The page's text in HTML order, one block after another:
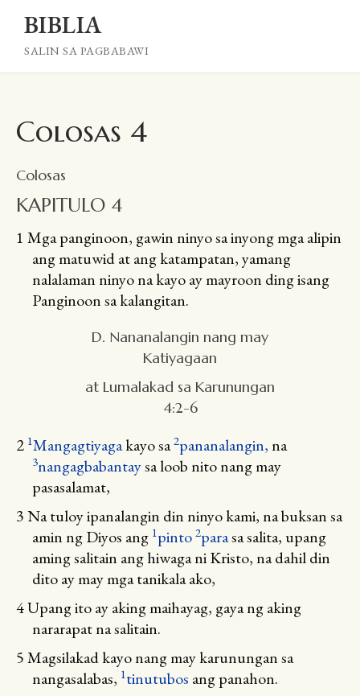
content
BIBLIA
SALIN SA PAGBABAWI
Colosas 4
Colosas
KAPITULO 4
1 Mga panginoon, gawin ninyo sa inyong mga alipin
ang matuwid at ang katampatan, yamang
nalalaman ninyo na kayo ay mayroon ding isang
Panginoon sa kalangitan.
D. Nananalangin nang may
Katiyagaan
at Lumalakad sa Karunungan
4:2-6
2 1Mangagtiyagakayo sa2pananalangin,na
3nangagbabantaysa loob nito nang may
pasasalamat,
3Na tuloy ipanalangin din ninyo kami, na buksan sa
amin ng Diyos ang 1 pinto 2parasa salita, upang
aming salitain ang hiwaga ni Kristo, na dahil din
dito ay may mga tanikala ako,
4Upang ito ay aking maihayag, gaya ng aking
nararapat na salitain.
5Magsilakad kayo nang may karunungan sa
nangasalabas, 1 tinutubos ang panahon.